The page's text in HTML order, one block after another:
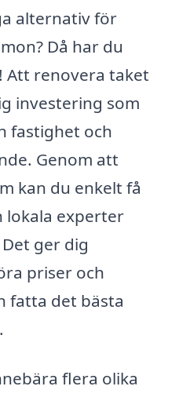
alternativ för
Då har du
Att renovera taket
investering som
fastighet och
Genom att
kan du enkelt få
experter
ger dig
priser och
fatta det bästa
flera olika